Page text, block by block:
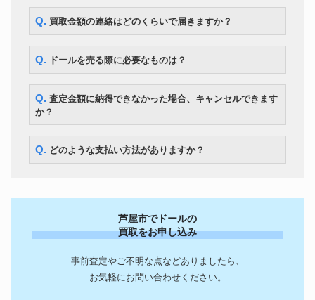
Q. 買取金額の連絡はどのくらいで届きますか？
Q. ドールを売る際に必要なものは？
Q. 査定金額に納得できなかった場合、キャンセルできます
か？
Q. どのような支払い方法がありますか？
芦屋市でドールの
買取をお申し込み
事前査定やご不明な点などありましたら、
お気軽にお問い合わせください。